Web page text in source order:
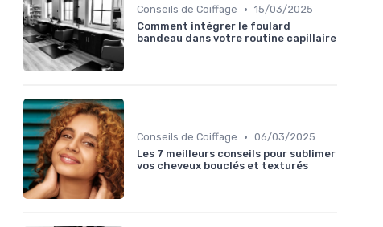
Conseils de Coiffage • 15/03/2025
Comment intégrer le foulard
bandeau dans votre routine capillaire
Conseils de Coiffage • 06/03/2025
Les 7 meilleurs conseils pour sublimer
vos cheveux bouclés et texturés